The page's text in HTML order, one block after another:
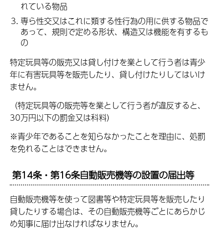
れている物品
専ら性交又はこれに類する性行為の用に供する物品で
あって、規則で定める形状、構造又は機能を有するも
の
特定玩具等の販売又は貸し付けを業として行う者は青少
年に有害玩具等を販売したり、貸し付けたりしてはいけ
ません。
（特定玩具等の販売等を業として行う者が違反すると、
30万円以下の罰金又は科料）
※青少年であることを知らなかったことを理由に、処罰
を免れることはできません。
第14条・第16条自動販売機等の設置の届出等
自動販売機等を使って図書等や特定玩具等を販売したり
貸したりする場合は、その自動販売機等ごとにあらかじ
め知事に届け出なければなりません。